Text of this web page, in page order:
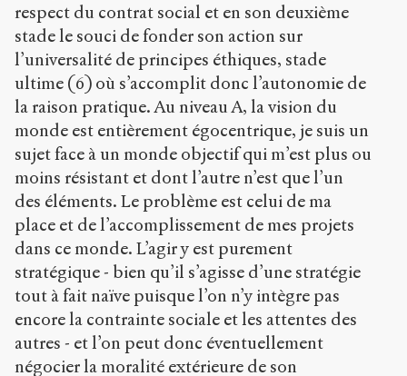
respect du contrat social et en son deuxième
stade le souci de fonder son action sur
l’universalité de principes éthiques, stade
ultime (6) où s’accomplit donc l’autonomie de
la raison pratique. Au niveau A, la vision du
monde est entièrement égocentrique, je suis un
sujet face à un monde objectif qui m’est plus ou
moins résistant et dont l’autre n’est que l’un
des éléments. Le problème est celui de ma
place et de l’accomplissement de mes projets
dans ce monde. L’agir y est purement
stratégique - bien qu’il s’agisse d’une stratégie
tout à fait naïve puisque l’on n’y intègre pas
encore la contrainte sociale et les attentes des
autres - et l’on peut donc éventuellement
négocier la moralité extérieure de son